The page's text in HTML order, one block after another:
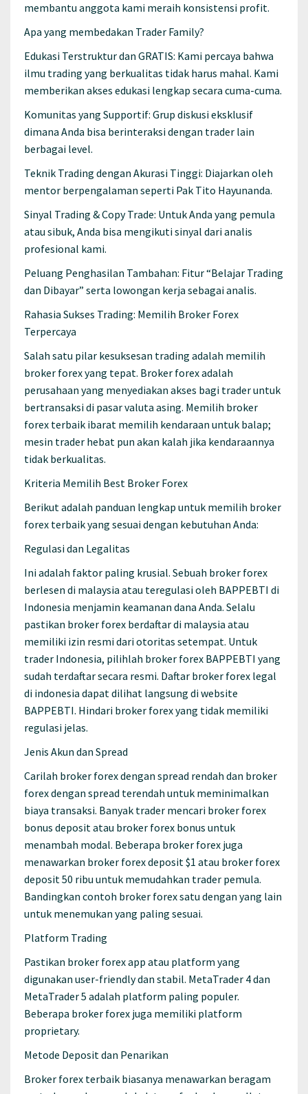
membantu anggota kami meraih konsistensi profit.
Apa yang membedakan Trader Family?
Edukasi Terstruktur dan GRATIS: Kami percaya bahwa
ilmu trading yang berkualitas tidak harus mahal. Kami
memberikan akses edukasi lengkap secara cuma-cuma.
Komunitas yang Supportif: Grup diskusi eksklusif
dimana Anda bisa berinteraksi dengan trader lain
berbagai level.
Teknik Trading dengan Akurasi Tinggi: Diajarkan oleh
mentor berpengalaman seperti Pak Tito Hayunanda.
Sinyal Trading & Copy Trade: Untuk Anda yang pemula
atau sibuk, Anda bisa mengikuti sinyal dari analis
profesional kami.
Peluang Penghasilan Tambahan: Fitur “Belajar Trading
dan Dibayar” serta lowongan kerja sebagai analis.
Rahasia Sukses Trading: Memilih Broker Forex
Terpercaya
Salah satu pilar kesuksesan trading adalah memilih
broker forex yang tepat. Broker forex adalah
perusahaan yang menyediakan akses bagi trader untuk
bertransaksi di pasar valuta asing. Memilih broker
forex terbaik ibarat memilih kendaraan untuk balap;
mesin trader hebat pun akan kalah jika kendaraannya
tidak berkualitas.
Kriteria Memilih Best Broker Forex
Berikut adalah panduan lengkap untuk memilih broker
forex terbaik yang sesuai dengan kebutuhan Anda:
Regulasi dan Legalitas
Ini adalah faktor paling krusial. Sebuah broker forex
berlesen di malaysia atau teregulasi oleh BAPPEBTI di
Indonesia menjamin keamanan dana Anda. Selalu
pastikan broker forex berdaftar di malaysia atau
memiliki izin resmi dari otoritas setempat. Untuk
trader Indonesia, pilihlah broker forex BAPPEBTI yang
sudah terdaftar secara resmi. Daftar broker forex legal
di indonesia dapat dilihat langsung di website
BAPPEBTI. Hindari broker forex yang tidak memiliki
regulasi jelas.
Jenis Akun dan Spread
Carilah broker forex dengan spread rendah dan broker
forex dengan spread terendah untuk meminimalkan
biaya transaksi. Banyak trader mencari broker forex
bonus deposit atau broker forex bonus untuk
menambah modal. Beberapa broker forex juga
menawarkan broker forex deposit $1 atau broker forex
deposit 50 ribu untuk memudahkan trader pemula.
Bandingkan contoh broker forex satu dengan yang lain
untuk menemukan yang paling sesuai.
Platform Trading
Pastikan broker forex app atau platform yang
digunakan user-friendly dan stabil. MetaTrader 4 dan
MetaTrader 5 adalah platform paling populer.
Beberapa broker forex juga memiliki platform
proprietary.
Metode Deposit dan Penarikan
Broker forex terbaik biasanya menawarkan beragam